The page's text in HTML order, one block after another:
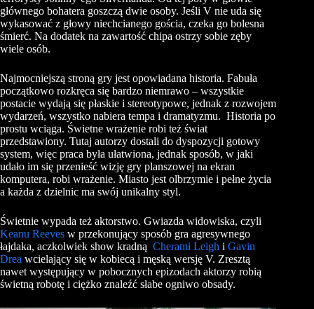
głównego bohatera goszczą dwie osoby. Jeśli V nie uda się
wykasować z głowy niechcianego gościa, czeka go bolesna
śmierć. Na dodatek na zawartość chipa ostrzy sobie zęby
wiele osób.
Najmocniejszą stroną gry jest opowiadana historia. Fabuła
początkowo rozkręca się bardzo niemrawo – wszystkie
postacie wydają się płaskie i stereotypowe, jednak z rozwojem
wydarzeń, wszystko nabiera tempa i dramatyzmu. Historia po
prostu wciąga. Świetne wrażenie robi też świat
przedstawiony. Tutaj autorzy dostali do dyspozycji gotowy
system, więc praca była ułatwiona, jednak sposób, w jaki
udało im się przenieść wizję gry planszowej na ekran
komputera, robi wrażenie. Miasto jest olbrzymie i pełne życia
a każda z dzielnic ma swój unikalny styl.
Świetnie wypada też aktorstwo. Gwiazda widowiska, czyli
Keanu Reeves w przekonujący sposób gra agresywnego
łajdaka, aczkolwiek show kradną Cherami Leigh i Gavin
Drea wcielający się w kobiecą i męską wersję V. Zresztą
nawet występujący w pobocznych epizodach aktorzy robią
świetną robotę i ciężko znaleźć słabe ogniwo obsady.